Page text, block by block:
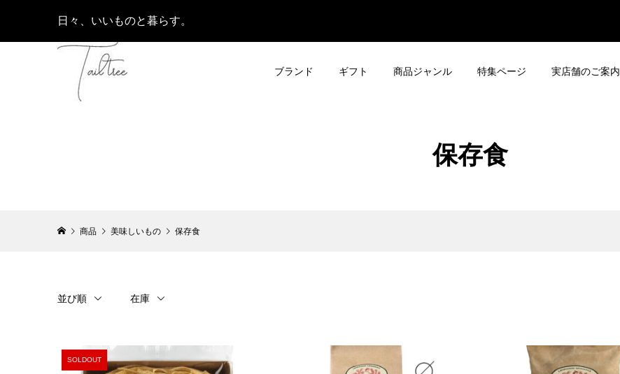
日々、いいものと暮らす。
ブランド ギフト 商品ジャンル 特集ページ 実店舗のご案内
保存食
商品 美味しいもの 保存食
並び順 在庫
SOLDOUT